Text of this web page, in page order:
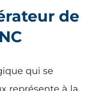
de
qui se
représente à la